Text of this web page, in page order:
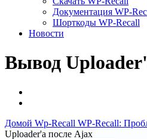
Документация WP-
Шорткоды WP-Recall
Новости
Вывод
Домой Wp-Recall WP-Recall:
Uploader'a после Ajax